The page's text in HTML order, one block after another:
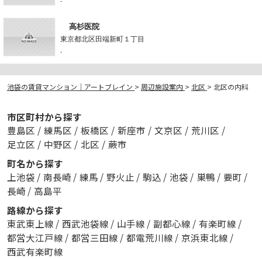
高杉医院
東京都北区田端新町１丁目
-
池袋の賃貸マンション｜アートブレイン > 周辺施設案内 > 北区 > 北区の内科
市区町村から探す
豊島区 / 練馬区 / 板橋区 / 新座市 / 文京区 / 荒川区 /
足立区 / 中野区 / 北区 / 蕨市
町名から探す
上池袋 / 南長崎 / 練馬 / 野火止 / 駒込 / 池袋 / 巣鴨 / 要町 /
長崎 / 高島平
路線から探す
東武東上線 / 西武池袋線 / 山手線 / 副都心線 / 有楽町線 /
都営大江戸線 / 都営三田線 / 都電荒川線 / 京浜東北線 /
西武有楽町線